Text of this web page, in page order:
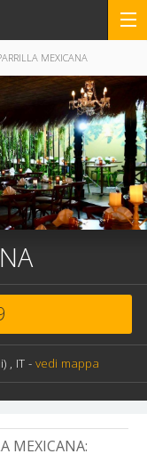
MEXICANA
, IT - vedi mappa
MEXICANA: